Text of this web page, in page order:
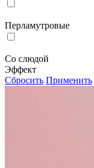
Перламутровые
Со слюдой
Эффект
Сбросить Применить